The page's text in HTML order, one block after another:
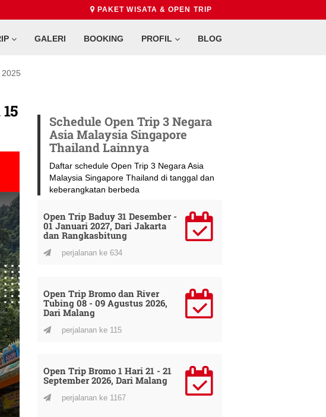
PAKET WISATA & OPEN TRIP
GALERI BOOKING PROFIL BLOG
Schedule Open Trip 3 Negara
Asia Malaysia Singapore
Thailand Lainnya
Daftar schedule Open Trip 3 Negara Asia
Malaysia Singapore Thailand di tanggal dan
keberangkatan berbeda
Open Trip Baduy 31 Desember -
01 Januari 2027, Dari Jakarta
dan Rangkasbitung
perjalanan ke 634
Open Trip Bromo dan River
Tubing 08 - 09 Agustus 2026,
Dari Malang
perjalanan ke 115
Open Trip Bromo 1 Hari 21 - 21
September 2026, Dari Malang
perjalanan ke 1167